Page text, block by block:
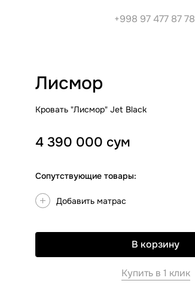
+998 97 477 87 78
Лисмор
Кровать "Лисмор" Jet Black
4 390 000 сум
Сопутствующие товары:
Добавить матрас
В корзину
Купить в 1 клик